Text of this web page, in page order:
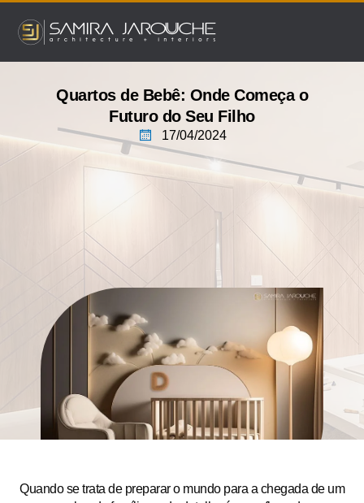
para
conteúdo
Quartos de Bebê: Onde Começa o
Futuro do Seu Filho
17/04/2024
Quando se trata de preparar o mundo para a chegada de um